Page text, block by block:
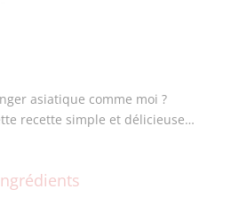
asiatique comme moi ?
recette simple et délicieuse…